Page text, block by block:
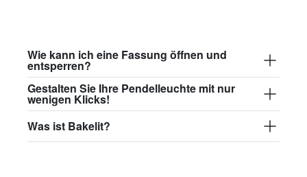
Wie kann ich eine Fassung öffnen und
entsperren?
Gestalten Sie Ihre Pendelleuchte mit nur
wenigen Klicks!
Was ist Bakelit?